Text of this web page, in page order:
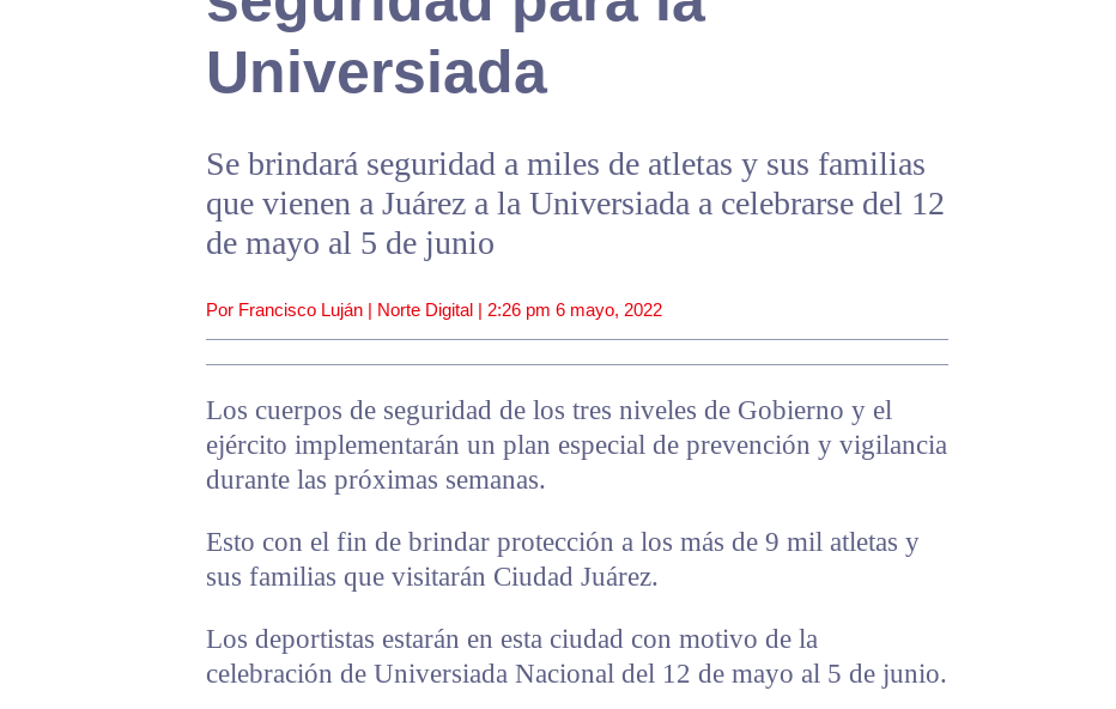
Universiada
Se brindará seguridad a miles de atletas y sus familias
que vienen a Juárez a la Universiada a celebrarse del 12
de mayo al 5 de junio
Por Francisco Luján | Norte Digital | 2:26 pm 6 mayo, 2022
Los cuerpos de seguridad de los tres niveles de Gobierno y el
ejército implementarán un plan especial de prevención y vigilancia
durante las próximas semanas.
Esto con el fin de brindar protección a los más de 9 mil atletas y
sus familias que visitarán Ciudad Juárez.
Los deportistas estarán en esta ciudad con motivo de la
celebración de Universiada Nacional del 12 de mayo al 5 de junio.